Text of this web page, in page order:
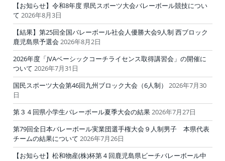
【お知らせ】令和8年度 県民スポーツ大会バレーボール競技につい
て 2026年8月3日
【結果】第25回全国バレーボール社会人優勝大会9人制 西ブロック
鹿児島県予選会 2026年8月2日
2026年度「JVAベーシックコーチライセンス取得講習会」の開催に
ついて 2026年7月31日
国民スポーツ大会第46回九州ブロック大会（6人制）
2026年7月30
日
第３４回県小学生バレーボール夏季大会の結果2026年7月27日
第79回全日本バレーボール実業団選手権大会９人制男子 本県代表
チームの結果について 2026年7月26日
【お知らせ】松和物産(株)杯第４回鹿児島県ビーチバレーボール中